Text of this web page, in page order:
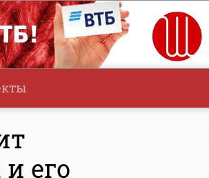
его